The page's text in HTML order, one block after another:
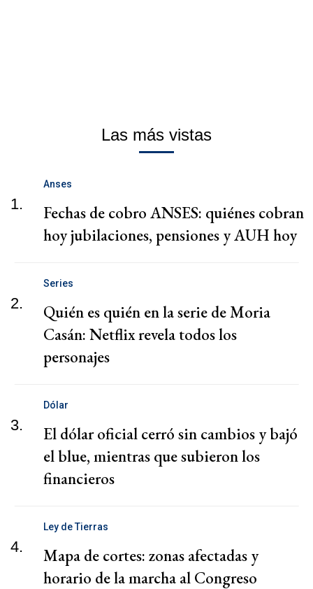
Las más vistas
1.
Anses
Fechas de cobro ANSES: quiénes cobran
hoy jubilaciones, pensiones y AUH hoy
2.
Series
Quién es quién en la serie de Moria
Casán: Netflix revela todos los
personajes
3.
Dólar
El dólar oficial cerró sin cambios y bajó
el blue, mientras que subieron los
financieros
4.
Ley de Tierras
Mapa de cortes: zonas afectadas y
horario de la marcha al Congreso